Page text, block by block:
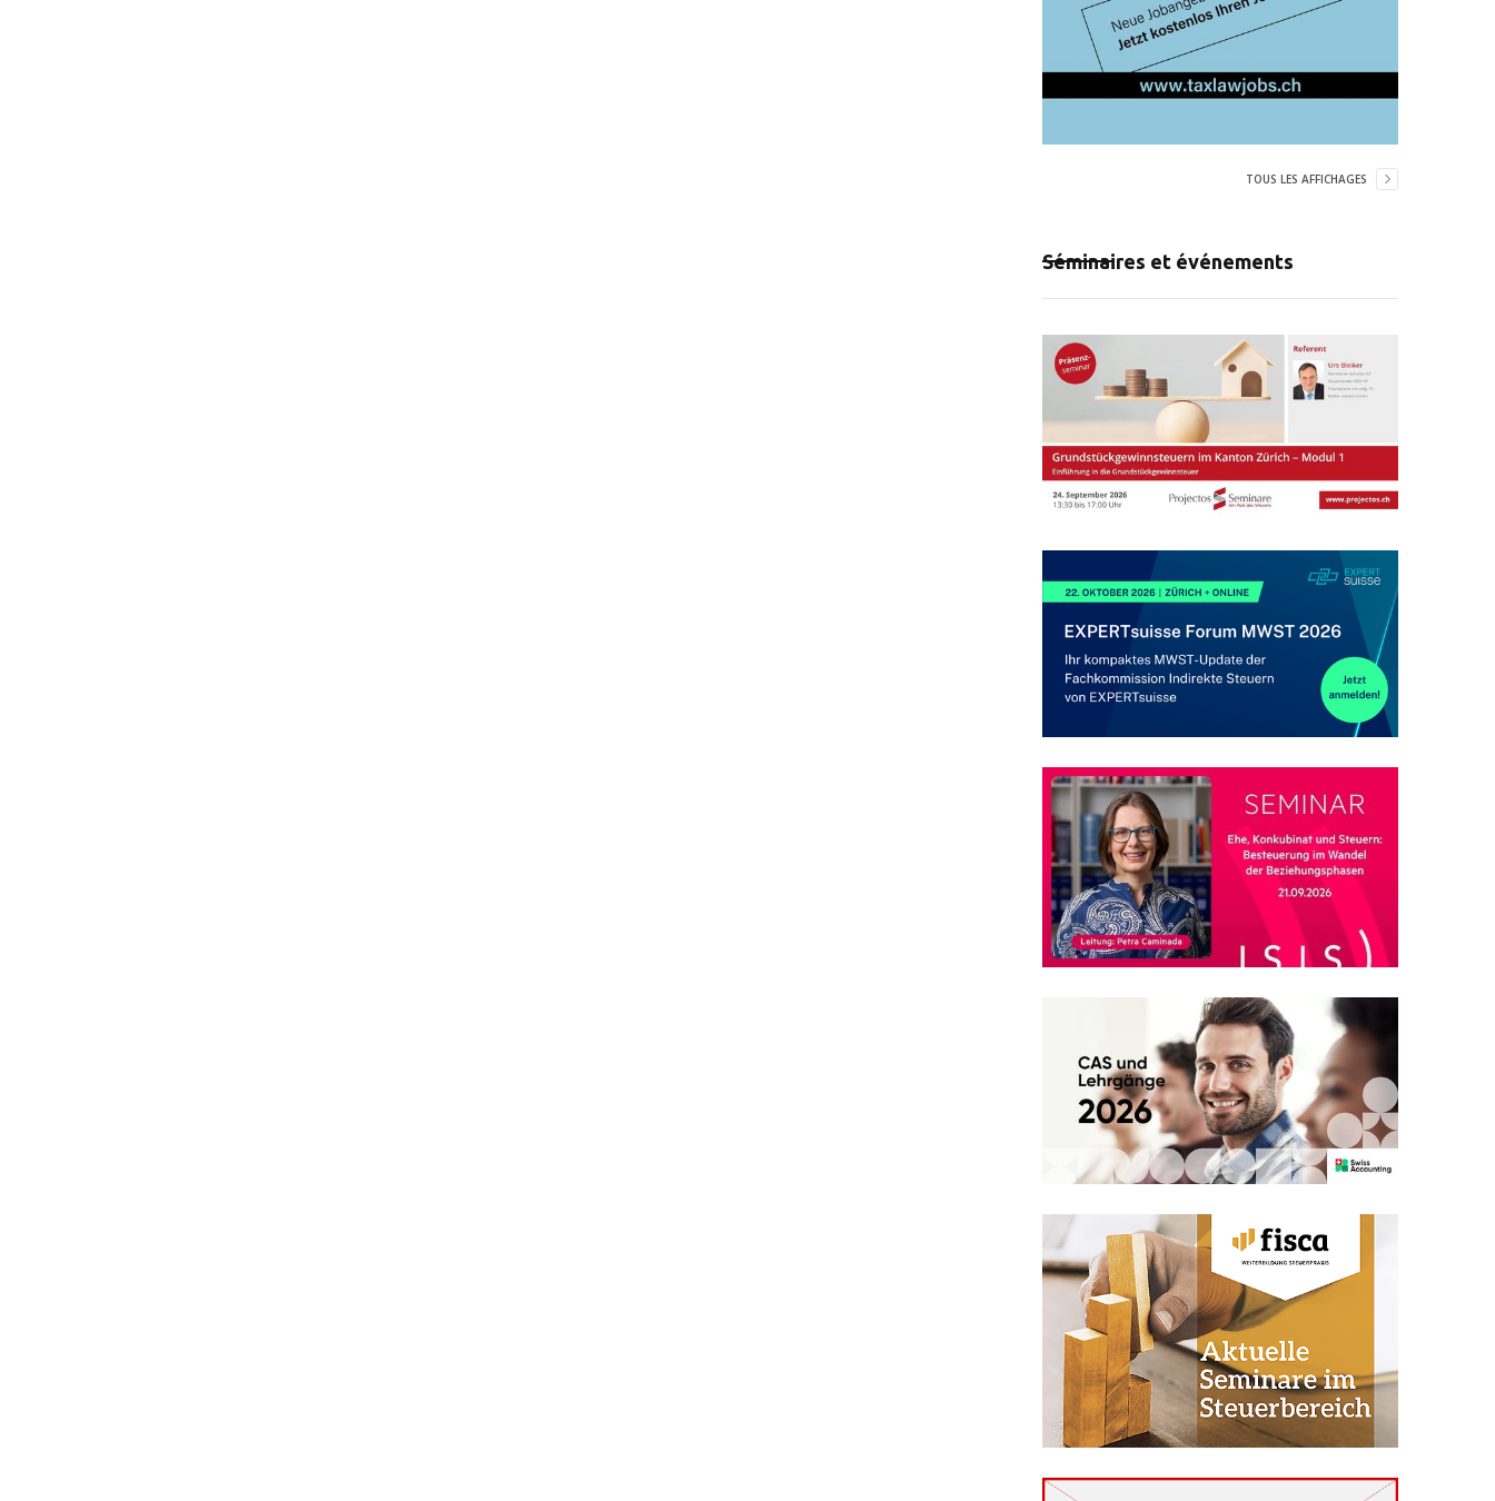
TOUS LES AFFICHAGES
Séminaires et événements